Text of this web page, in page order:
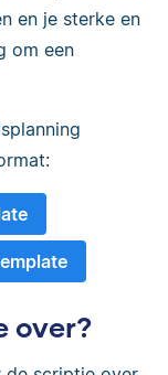
en je sterke en
om een
over?